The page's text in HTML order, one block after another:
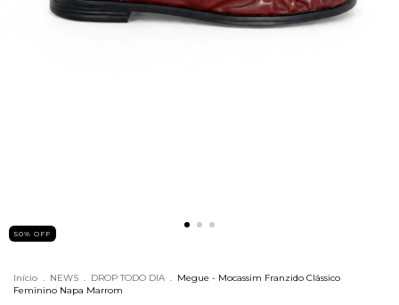
50% OFF
Início . NEWS . DROP TODO DIA . Megue - Mocassim Franzido Clássico
Feminino Napa Marrom